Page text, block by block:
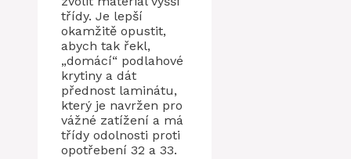
třídy. Je lepší
okamžitě opustit,
abych tak řekl,
„domácí“ podlahové
krytiny a dát
přednost laminátu,
který je navržen pro
vážné zatížení a má
třídy odolnosti proti
opotřebení 32 a 33.